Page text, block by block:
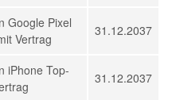
Google Pixel
Vertrag
31.12.2037
iPhone Top-
31.12.2037